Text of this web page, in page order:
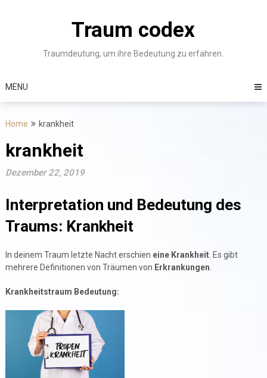
Traum codex
Traumdeutung, um ihre Bedeutung zu erfahren.
MENU
Home krankheit
krankheit
Dezember 22, 2019
Interpretation und Bedeutung des
Traums: Krankheit
In deinem Traum letzte Nacht erschien eine Krankheit. Es gibt
mehrere Definitionen von Träumen von Erkrankungen
Krankheitstraum Bedeutung: